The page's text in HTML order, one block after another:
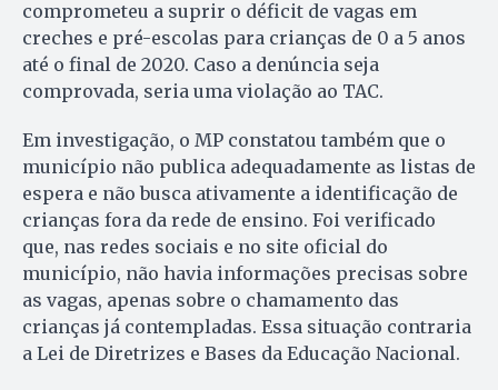
comprometeu a suprir o déficit de vagas em
creches e pré-escolas para crianças de 0 a 5 anos
até o final de 2020. Caso a denúncia seja
comprovada, seria uma violação ao TAC.
Em investigação, o MP constatou também que o
município não publica adequadamente as listas de
espera e não busca ativamente a identificação de
crianças fora da rede de ensino. Foi verificado
que, nas redes sociais e no site oficial do
município, não havia informações precisas sobre
as vagas, apenas sobre o chamamento das
crianças já contempladas. Essa situação contraria
a Lei de Diretrizes e Bases da Educação Nacional.